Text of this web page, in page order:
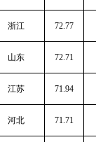
浙江 72.77
山东 72.71
江苏 71.94
河北 71.71